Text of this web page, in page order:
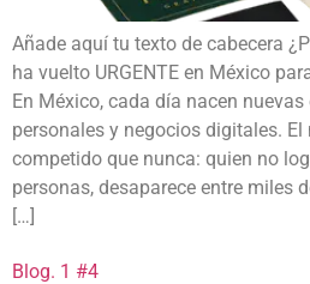
Añade aquí tu texto de cabecera
ha vuelto URGENTE en México
En México, cada día nacen
personales y negocios digitales.
competido que nunca: quien no
personas, desaparece entre miles
[…]
Blog. 1 #4